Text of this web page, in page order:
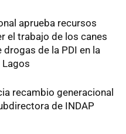
aprueba recursos
el trabajo de los canes
de la PDI en la
Lagos
recambio generacional
de INDAP